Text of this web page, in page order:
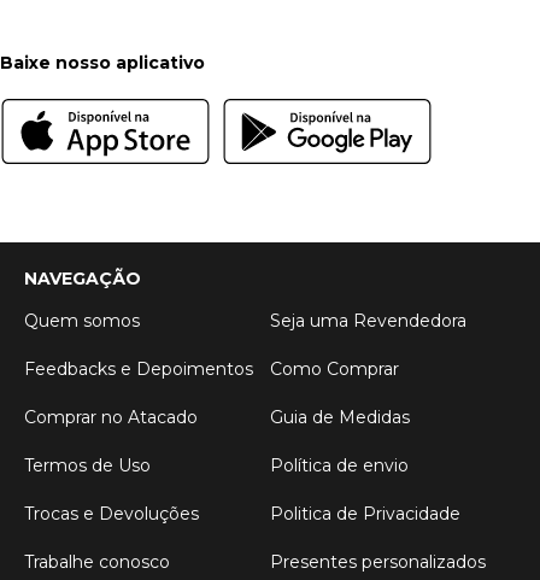
Baixe nosso aplicativo
NAVEGAÇÃO
Quem somos
Seja uma Revendedora
Feedbacks e Depoimentos Como Comprar
Comprar no Atacado Guia de Medidas
Termos de Uso Política de envio
Trocas e Devoluções Politica de Privacidade
Trabalhe conosco Presentes personalizados